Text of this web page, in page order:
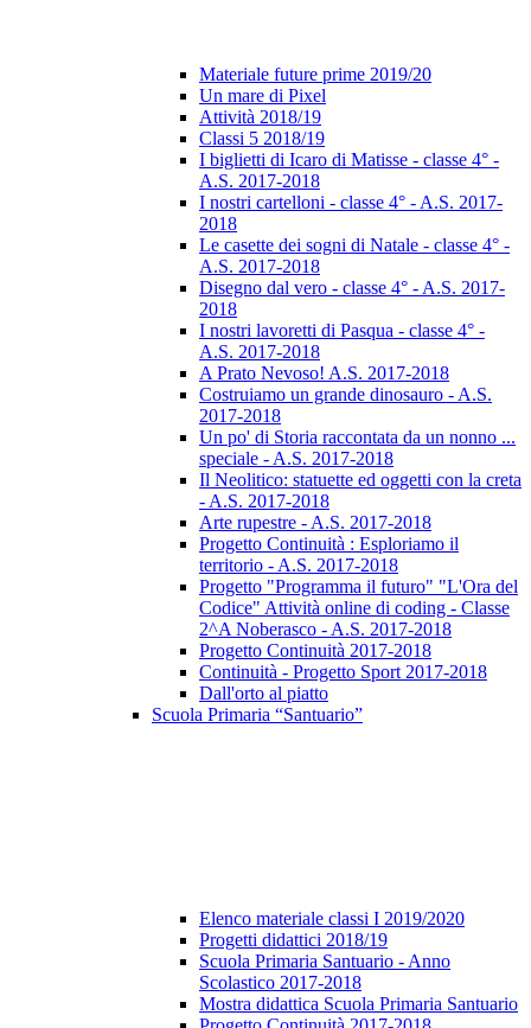
Materiale future prime 2019/20
Un mare di Pixel
Attività 2018/19
Classi 5 2018/19
I biglietti di Icaro di Matisse - classe 4° -
A.S. 2017-2018
I nostri cartelloni - classe 4° - A.S. 2017-
2018
Le casette dei sogni di Natale - classe 4° -
A.S. 2017-2018
Disegno dal vero - classe 4° - A.S. 2017-
2018
I nostri lavoretti di Pasqua - classe 4° -
A.S. 2017-2018
A Prato Nevoso! A.S. 2017-2018
Costruiamo un grande dinosauro - A.S.
2017-2018
Un po' di Storia raccontata da un nonno ...
speciale - A.S. 2017-2018
Il Neolitico: statuette ed oggetti con la creta
- A.S. 2017-2018
Arte rupestre - A.S. 2017-2018
Progetto Continuità : Esploriamo il
territorio - A.S. 2017-2018
Progetto "Programma il futuro" "L'Ora del
Codice" Attività online di coding - Classe
2^A Noberasco - A.S. 2017-2018
Progetto Continuità 2017-2018
Continuità - Progetto Sport 2017-2018
Dall'orto al piatto
Scuola Primaria “Santuario”
Elenco materiale classi I 2019/2020
Progetti didattici 2018/19
Scuola Primaria Santuario - Anno
Scolastico 2017-2018
Mostra didattica Scuola Primaria Santuario